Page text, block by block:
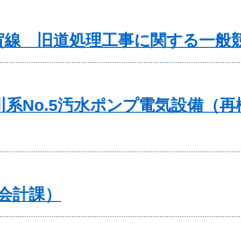
旧道処理工事に関する一般
No.5汚水ポンプ電気設備（再
計課）